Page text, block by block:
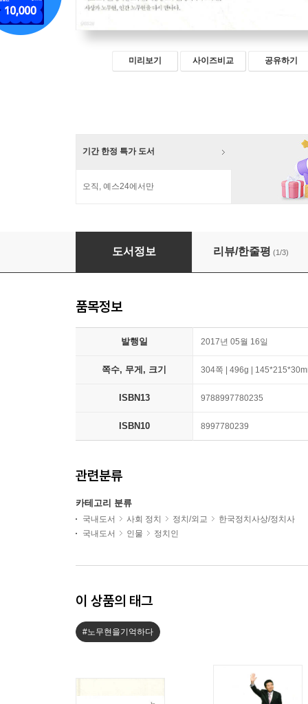
미리보기 사이즈비교 공유하기
기간 한정 특가 도서
오직, 예스24에서만
노무현, 마지막 인터뷰
도서정보 리뷰/한줄평 (1/3)
품목정보
발행일 2017년 05월 16일
쪽수, 무게, 크기 304쪽 | 496g |
ISBN13 9788997780235
ISBN10 8997780239
관련분류
카테고리 분류
국내도서 사회 정치 정치/외교
한국정치사상/정치사
국내도서
인물 정치인
이 상품의 태그
#노무현을기억하다